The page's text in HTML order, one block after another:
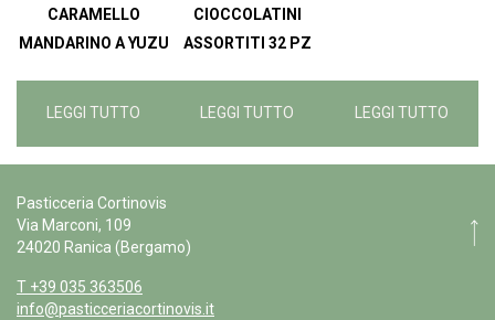
CARAMELLO
MANDARINO A YUZU
LEGGI TUTTO
CIOCCOLATINI
ASSORTITI 32 PZ
LEGGI TUTTO LEGGI TUTTO
Pasticceria Cortinovis
Via Marconi, 109
24020 Ranica (Bergamo)
T +39 035 363506
info@pasticceriacortinovis.it